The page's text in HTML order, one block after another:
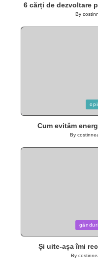
6 cărți de dezvoltare
Posted
By
in
Cum evităm
Posted
By
in
Și uite-așa îmi
Posted
By